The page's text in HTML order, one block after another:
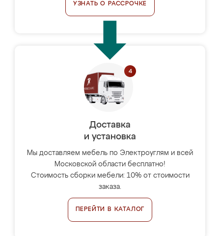
УЗНАТЬ О РАССРОЧКЕ
Доставка
и установка
Мы доставляем мебель по Электроуглям и всей
Московской области бесплатно!
Стоимость сборки мебели: 10% от стоимости
заказа.
ПЕРЕЙТИ В КАТАЛОГ